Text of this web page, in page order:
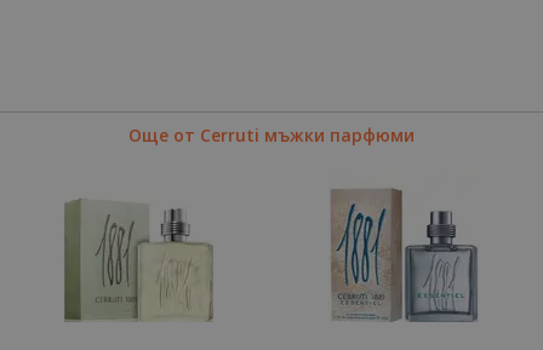
Още от Cerruti мъжки парфюми